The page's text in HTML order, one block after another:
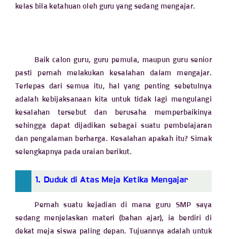
kelas bila ketahuan oleh guru yang sedang mengajar.
Baik calon guru, guru pemula, maupun guru senior
pasti pernah melakukan kesalahan dalam mengajar.
Terlepas dari semua itu, hal yang penting sebetulnya
adalah kebijaksanaan kita untuk tidak lagi mengulangi
kesalahan tersebut dan berusaha memperbaikinya
sehingga dapat dijadikan sebagai suatu pembelajaran
dan pengalaman berharga. Kesalahan apakah itu? Simak
selengkapnya pada uraian berikut.
1. Duduk di Atas Meja Ketika Mengajar
Pernah suatu kejadian di mana guru SMP saya
sedang menjelaskan materi (bahan ajar), ia berdiri di
dekat meja siswa paling depan. Tujuannya adalah untuk